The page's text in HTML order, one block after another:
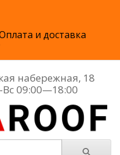
и доставка
набережная, 18
09:00—18:00